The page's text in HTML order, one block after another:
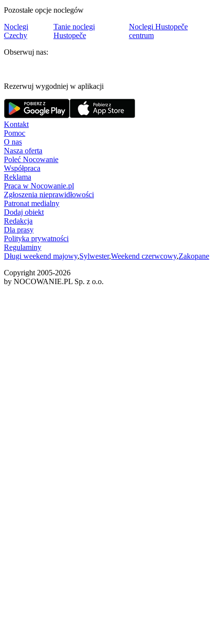
Pozostałe opcje noclegów
Noclegi
Czechy
Tanie noclegi
Hustopeče
Noclegi Hustopeče
centrum
Obserwuj nas:
Rezerwuj wygodniej w aplikacji
Kontakt
Pomoc
O nas
Nasza oferta
Poleć Nocowanie
Współpraca
Reklama
Praca w Nocowanie.pl
Zgłoszenia nieprawidłowości
Patronat medialny
Dodaj obiekt
Redakcja
Dla prasy
Polityka prywatności
Regulaminy
Długi weekend majowy,Sylwester,Weekend czerwcowy,Zakopane
Copyright 2005-2026
by NOCOWANIE.PL Sp. z o.o.